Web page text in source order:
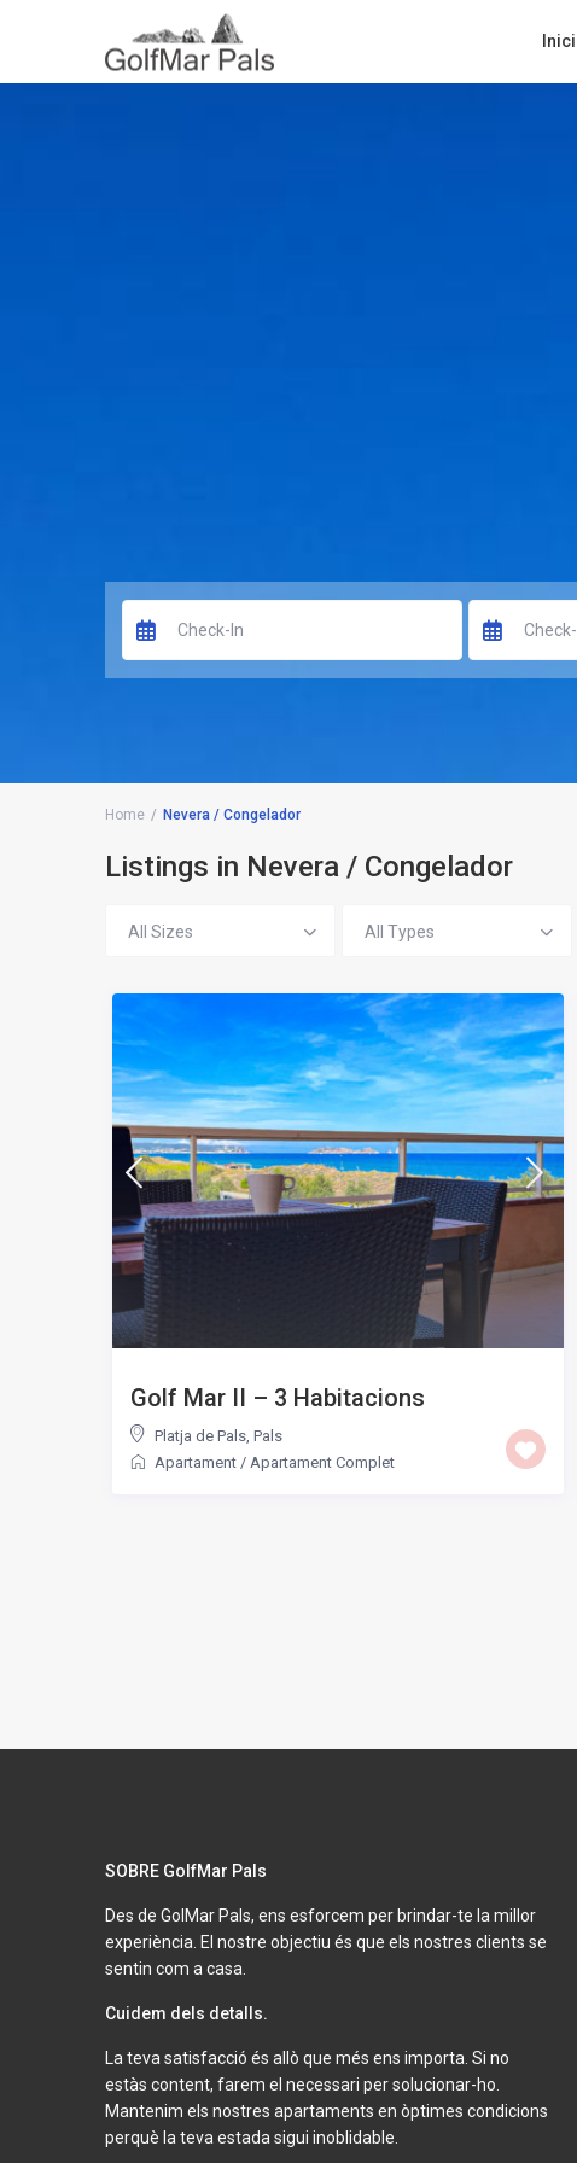
Inici
Home Nevera / Congelador
Listings in Nevera / Congelador
All Sizes All Types
Golf Mar II – 3 Habitacions
Platja de Pals, Pals
Apartament/ Apartament Complet
SOBRE GolfMar Pals
Des de GolMar Pals, ens esforcem per brindar-te la millor
experiència. El nostre objectiu és que els nostres clients se
sentin com a casa.
Cuidem dels detalls.
La teva satisfacció és allò que més ens importa. Si no
estàs content, farem el necessari per solucionar-ho.
Mantenim els nostres apartaments en òptimes condicions
perquè la teva estada sigui inoblidable.